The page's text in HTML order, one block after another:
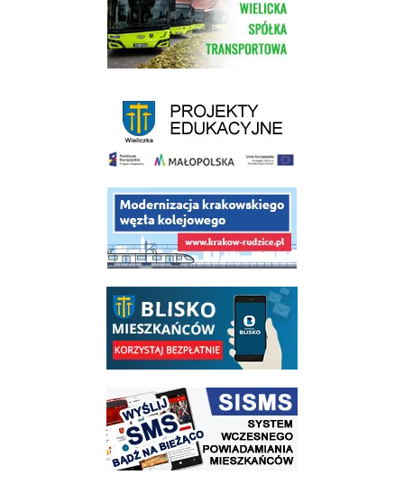
link do opisu projektu budowy linii kolejowej Krakow Rudzice
link do opisu aplikacji - BLISKO, Gmina Wieliczka w aplikacji Blisko
link do strony systemu wczesnego ostrzegania mieszkańców SISMS